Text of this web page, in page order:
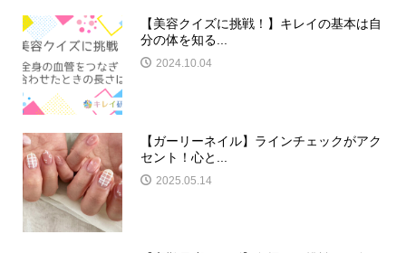
【美容クイズに挑戦！】キレイの基本は自
分の体を知る...
2024.10.04
【ガーリーネイル】ラインチェックがアク
セント！心と...
2025.05.14